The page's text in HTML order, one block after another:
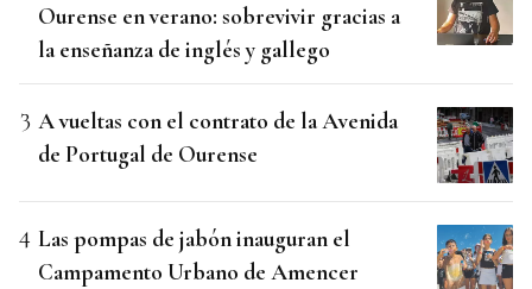
Ourense en verano: sobrevivir gracias a
la enseñanza de inglés y gallego
A vueltas con el contrato de la Avenida
de Portugal de Ourense
Las pompas de jabón inauguran el
Campamento Urbano de Amencer